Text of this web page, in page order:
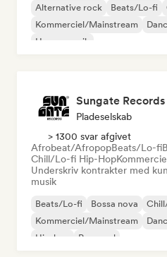
Alternative rock Beats/Lo-fi
Kommerciel/Mainstream
House-musik
Sungate Records
Pladeselskab
> 1300 svar afgivet
Afrobeat/AfropopBeats/Lo-fi
Chill/Lo-fi Hip-Hop
Underskriv kontrakter med
musik
Beats/Lo-fi Bossa nova
Kommerciel/Mainstream
Hip-hop
Pop-soul